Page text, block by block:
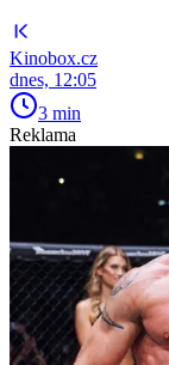
Kinobox.cz
dnes, 12:05
3 min
Reklama